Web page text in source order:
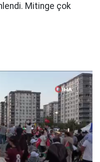
Mitinge çok